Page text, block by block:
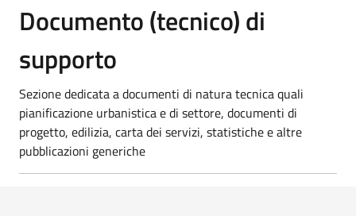
Documento (tecnico) di
supporto
Sezione dedicata a documenti di natura tecnica quali
pianificazione urbanistica e di settore, documenti di
progetto, edilizia, carta dei servizi, statistiche e altre
pubblicazioni generiche